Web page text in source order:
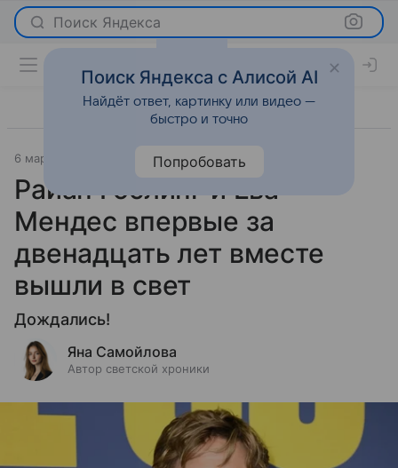
Поиск Яндекса
6 марта 2026 Леди Mail Светская жизнь
Райан Гослинг и Ева
Мендес впервые за
двенадцать лет вместе
вышли в свет
Дождались!
Яна Самойлова
Автор светской хроники
Поиск Яндекса с Алисой AI
Найдёт ответ, картинку или видео —
быстро и точно
Попробовать